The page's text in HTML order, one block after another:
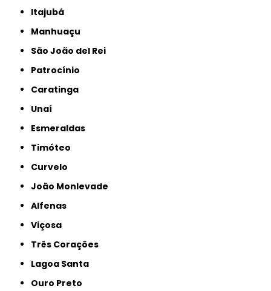
Itajubá
Manhuaçu
São João del Rei
Patrocínio
Caratinga
Unaí
Esmeraldas
Timóteo
Curvelo
João Monlevade
Alfenas
Viçosa
Três Corações
Lagoa Santa
Ouro Preto